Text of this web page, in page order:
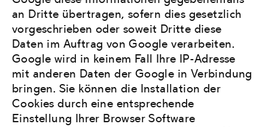
an Dritte übertragen, sofern dies gesetzlich
vorgeschrieben oder soweit Dritte diese
Daten im Auftrag von Google verarbeiten.
Google wird in keinem Fall Ihre IP-Adresse
mit anderen Daten der Google in Verbindung
bringen. Sie können die Installation der
Cookies durch eine entsprechende
Einstellung Ihrer Browser Software